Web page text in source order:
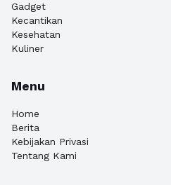
Gadget
Kecantikan
Kesehatan
Kuliner
Menu
Home
Berita
Kebijakan Privasi
Tentang Kami